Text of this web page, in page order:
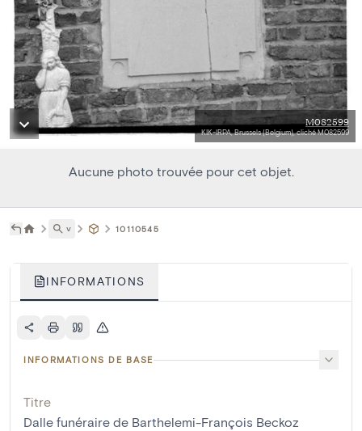
M082599
KIK-IRPA, Brussels (Belgium), cliché M082599
Aucune photo trouvée pour cet objet.
˅ 10110545
INFORMATIONS
INFORMATIONS DE BASE
Titre
Dalle funéraire de Barthelemi-François Beckoz